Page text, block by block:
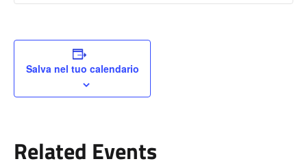
Salva nel tuo calendario
Related Events